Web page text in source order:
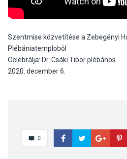
Szentmise közvetítése a Zebegényi
Plébániatemploból
Celebrálja: Dr. Csáki Tibor plébános
2020. december 6.
0